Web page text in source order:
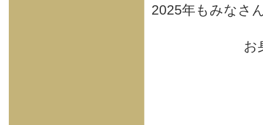
2025年もみなさ
お